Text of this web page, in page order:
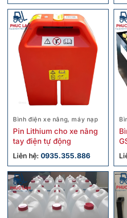
Bình điện xe nâng, máy nạp
Pin Lithium cho xe nâng
tay điện tự động
Liên hệ: 0935.355.886